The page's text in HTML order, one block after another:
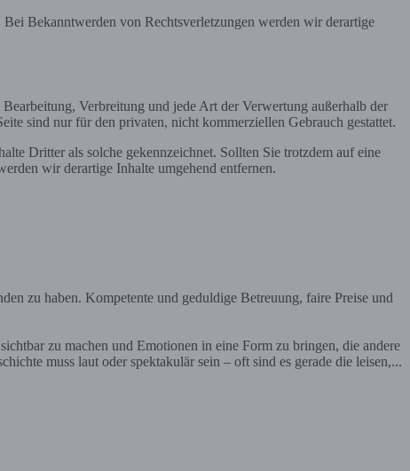
Bekanntwerden von Rechtsverletzungen werden wir derartige
Verbreitung und jede Art der Verwertung außerhalb der
sind nur für den privaten, nicht kommerziellen Gebrauch gestattet.
Dritter als solche gekennzeichnet. Sollten Sie trotzdem auf eine
wir derartige Inhalte umgehend entfernen.
zu haben. Kompetente und geduldige Betreuung, faire Preise und
zu machen und Emotionen in eine Form zu bringen, die andere
muss laut oder spektakulär sein – oft sind es gerade die leisen,...